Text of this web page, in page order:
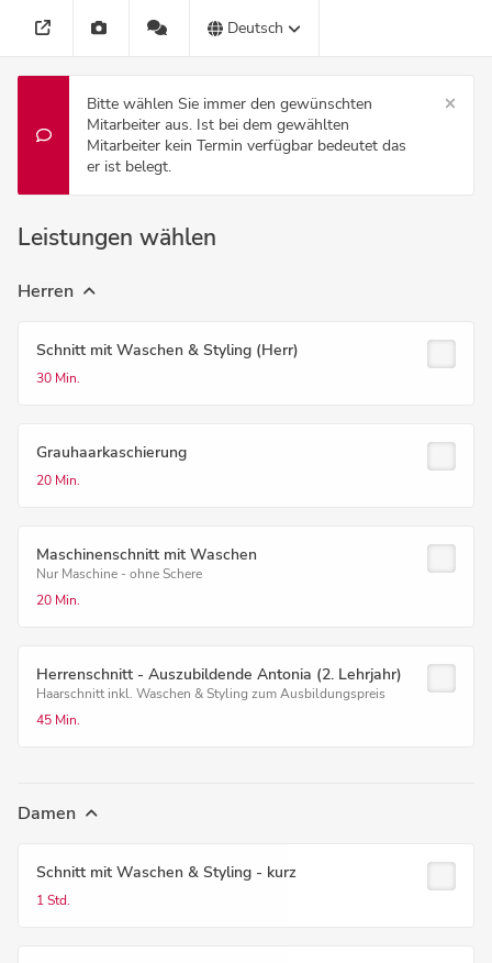
Deutsch
Bitte wählen Sie immer den gewünschten
Mitarbeiter aus. Ist bei dem gewählten
Mitarbeiter kein Termin verfügbar bedeutet das
er ist belegt.
Leistungen wählen
Herren
Schnitt mit Waschen & Styling (Herr)
30 Min.
Grauhaarkaschierung
20 Min.
Maschinenschnitt mit Waschen
Nur Maschine - ohne Schere
20 Min.
Herrenschnitt - Auszubildende Antonia (2. Lehrjahr)
Haarschnitt inkl. Waschen & Styling zum Ausbildungspreis
45 Min.
Damen
Schnitt mit Waschen & Styling - kurz
1 Std.